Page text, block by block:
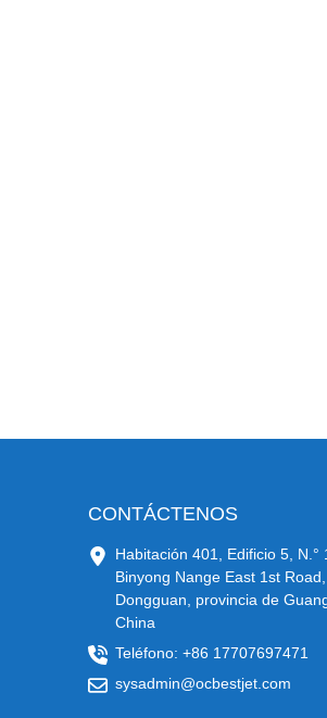
CONTÁCTENOS
Habitación 401, Edificio 5, N.°
Binyong Nange East 1st
Dongguan, provincia de
China
Teléfono: +86 17707697471
sysadmin@ocbestjet.com